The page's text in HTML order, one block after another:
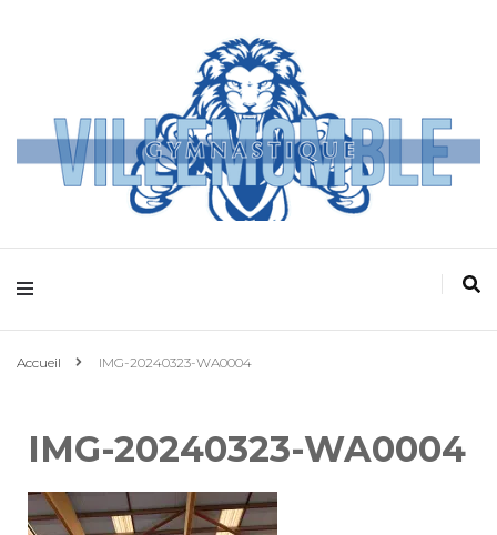
Villemomble
Gymnastique
Accueil IMG-20240323-WA0004
IMG-20240323-WA0004